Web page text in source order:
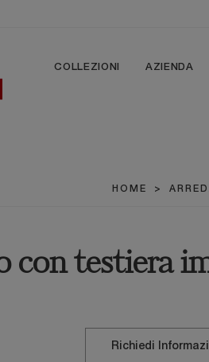
COLLEZIONI AZIENDA
HOME >
con testiera
Richiedi